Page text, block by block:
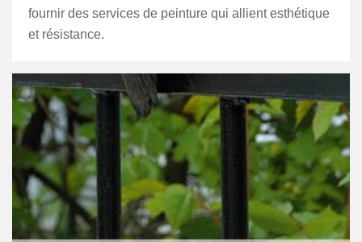
fournir des services de peinture qui allient esthétique
et résistance.